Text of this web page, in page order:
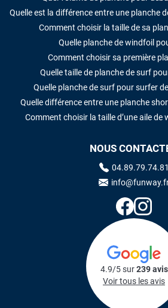
Quelle est la différence entre une planche
Comment choisir la taille de sa
Quelle planche de windfoil
Comment choisir sa première
Quelle taille de planche de surf
Quelle planche de surf pour surfer
Quelle différence entre une planche
Comment choisir la taille d’une aile de
NOUS
04.89.79.74.81
4.9/5 sur239 avis
Voir tous les avis